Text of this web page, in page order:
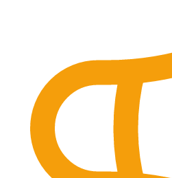
Studio Collegamenti
Consulenza SEO
Come funziona
Lingua
🇪🇸 ES
🇬🇧 EN 🇫🇷 FR 🇩🇪 DE
Accedi